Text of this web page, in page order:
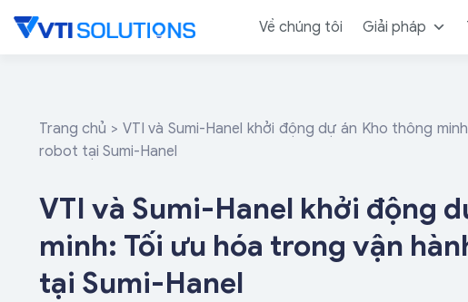
Về chúng tôi Giải pháp
Trang chủ > VTI và Sumi-Hanel khởi động dự án Kho thông
robot tại Sumi-Hanel
VTI và Sumi-Hanel khởi động
minh: Tối ưu hóa trong vận
tại Sumi-Hanel